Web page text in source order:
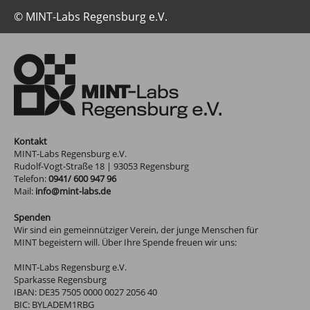
© MINT-Labs Regensburg e.V.
Kontakt
MINT-Labs Regensburg e.V.
Rudolf-Vogt-Straße 18 | 93053 Regensburg
Telefon:0941/ 600 947 96
Mail: info@mint-labs.de
Spenden
Wir sind ein gemeinnütziger Verein, der junge Menschen für
MINT begeistern will. Über Ihre Spende freuen wir uns:
MINT-Labs Regensburg e.V.
Sparkasse Regensburg
IBAN: DE35 7505 0000 0027 2056 40
BIC: BYLADEM1RBG